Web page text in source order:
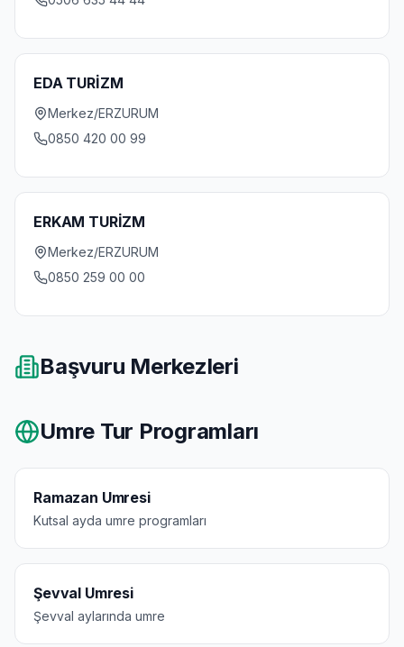
EDA TURİZM
Merkez/ERZURUM
0850 420 00 99
ERKAM TURİZM
Merkez/ERZURUM
0850 259 00 00
Başvuru Merkezleri
Umre Tur Programları
Ramazan Umresi
Kutsal ayda umre programları
Şevval Umresi
Şevval aylarında umre